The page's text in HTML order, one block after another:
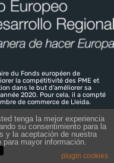
du Fonds européen de
la compétitivité des PME et
dans le but d'améliorer sa
2020. Pour cela, il a compté
de commerce de Lleida.
25526674 — Inscrita al
76 Hoja:L-15507
tenga la mejor experiencia
su consentimiento para la
y la aceptación de nuestra
para mayor información.
plugin cookies